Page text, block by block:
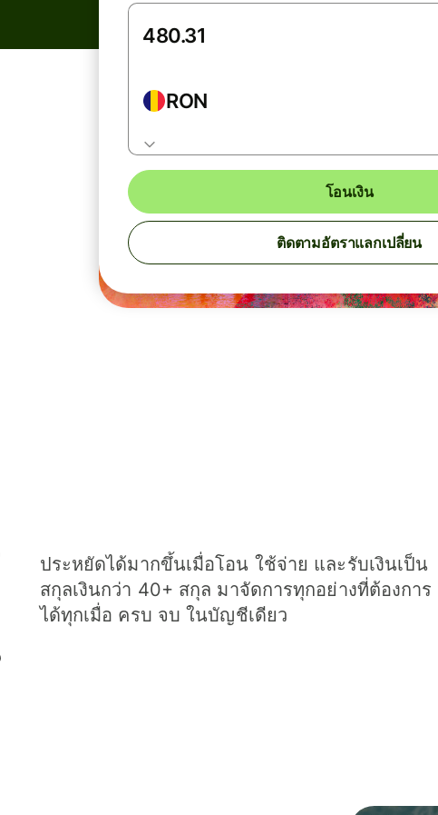
RON
โอนเงิน
ติดตามอัตราแลกเปลี่ยน
ประหยัดได้มากขึ้นเมื่อโอน ใช้จ่าย และรับเงินเป็น
สกุลเงินกว่า 40+ สกุล มาจัดการทุกอย่างที่ต้องการ
ได้ทุกเมื่อ ครบ จบ ในบัญชีเดียว